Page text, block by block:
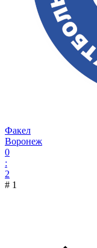
Факел
Воронеж
0
:
2
# 1